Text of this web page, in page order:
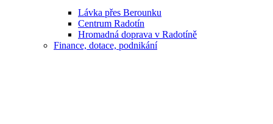
Lávka přes Berounku
Centrum Radotín
Hromadná doprava v Radotíně
Finance, dotace, podnikání